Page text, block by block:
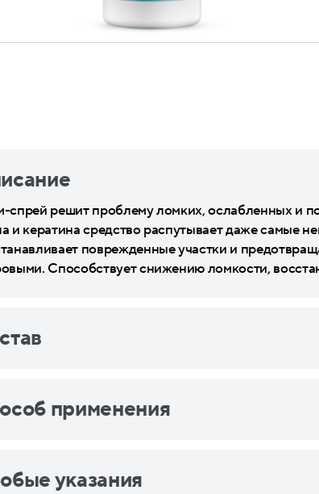
спрей решит проблему ломких, ослабленных и
и кератина средство распутывает даже самые
поврежденные участки и
Способствует снижению ломкости,
применения
указания